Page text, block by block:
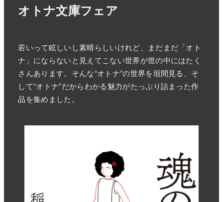
オトナ文庫フェア
若いって眩しいし素晴らしいけれど、まだまだ「オト
ナ」にならないと見えてこない世界が世の中にはたく
さんあります。そんな“オトナ”の世界を垣間見る、そ
して“オトナ”だからわかる魅力がたっぷり詰まった作
品を集めました。